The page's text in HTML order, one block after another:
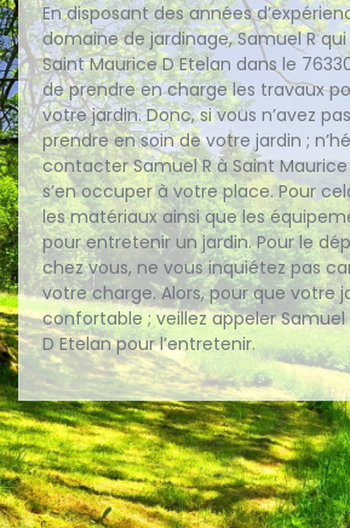
En disposant des années
domaine de jardinage, Samuel R
Saint Maurice D Etelan dans le
de prendre en charge les travaux
votre jardin. Donc, si vous n’avez
prendre en soin de votre jardin ;
contacter Samuel R à Saint
s’en occuper à votre place. Pour
les matériaux ainsi que les
pour entretenir un jardin. Pour le
chez vous, ne vous inquiétez pas
votre charge. Alors, pour que votre
confortable ; veillez appeler Samuel
D Etelan pour l’entretenir.